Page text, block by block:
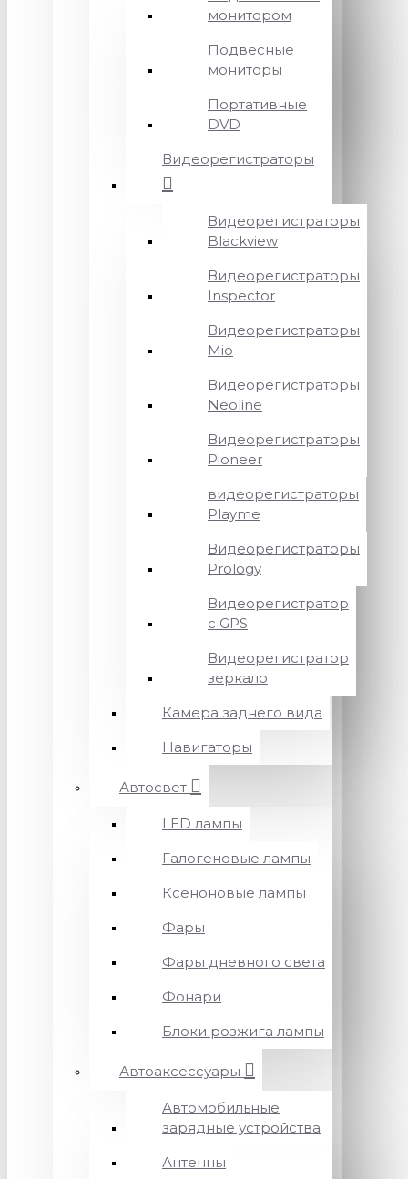
монитором
Подвесные
мониторы
Портативные
DVD
Видеорегистраторы
Видеорегистраторы
Blackview
Видеорегистраторы
Inspector
Видеорегистраторы
Mio
Видеорегистраторы
Neoline
Видеорегистраторы
Pioneer
видеорегистраторы
Playme
Видеорегистраторы
Prology
Видеорегистратор
с GPS
Видеорегистратор
зеркало
Камера заднего вида
Навигаторы
Автосвет
LED лампы
Галогеновые лампы
Ксеноновые лампы
Фары
Фары дневного света
Фонари
Блоки розжига лампы
Автоаксессуары
Автомобильные
зарядные устройства
Антенны